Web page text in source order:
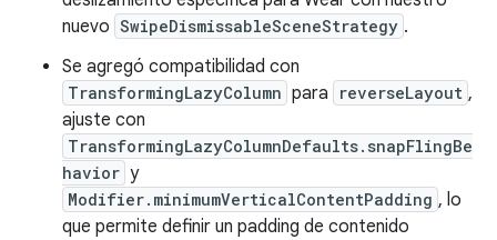
nuevo SwipeDismissableSceneStrategy .
Se agregó compatibilidad con
TransformingLazyColumn para reverseLayout ,
ajuste con
TransformingLazyColumnDefaults.snapFlingBe
havior y
Modifier.minimumVerticalContentPadding , lo
que permite definir un padding de contenido